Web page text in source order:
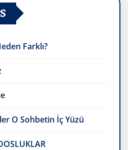
Farklı?
O Sohbetin İç Yüzü